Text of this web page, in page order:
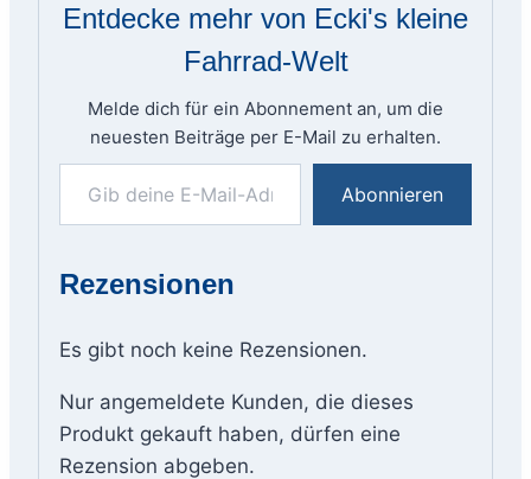
Entdecke mehr von Ecki's kleine
Fahrrad-Welt
Melde dich für ein Abonnement an, um die
neuesten Beiträge per E-Mail zu erhalten.
Gib deine E-Mail-Adresse ein ...
Abonnieren
Rezensionen
Es gibt noch keine Rezensionen.
Nur angemeldete Kunden, die dieses
Produkt gekauft haben, dürfen eine
Rezension abgeben.